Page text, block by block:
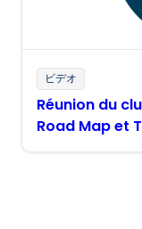
ビデオ
Réunion du
Road Map et